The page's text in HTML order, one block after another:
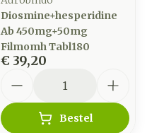
Diosmine+hesperidine
Ab 450mg+50mg
Filmomh Tabl180
€ 39,20
Bestel